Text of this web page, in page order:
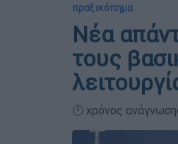
πραξικόπημα
Νέα
τους
🕛 χρόνος